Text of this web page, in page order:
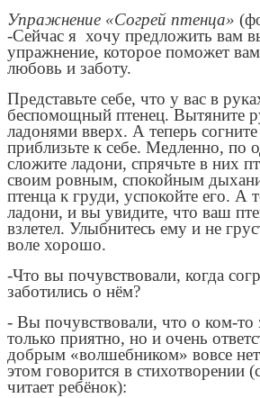
Упражнение «Согрей птенца»
-Сейчас я хочу предложить вам
упражнение, которое поможет
любовь и заботу.
Представьте себе, что у вас в
беспомощный птенец. Вытяните
ладонями вверх. А теперь
приблизьте к себе. Медленно, по
сложите ладони, спрячьте в них
своим ровным, спокойным
птенца к груди, успокойте его. А
ладони, и вы увидите, что ваш
взлетел. Улыбнитесь ему и не
воле хорошо.
-Что вы почувствовали, когда
заботились о нём?
- Вы почувствовали, что о ком-то
только приятно, но и очень
добрым «волшебником» вовсе
этом говорится в стихотворении
читает ребёнок):